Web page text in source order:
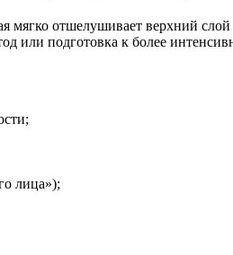
мягко отшелушивает верхний
или подготовка к более
лица»);